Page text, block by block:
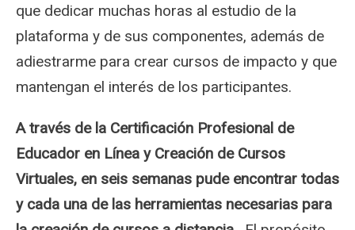
que dedicar muchas horas al estudio de la
plataforma y de sus componentes, además de
adiestrarme para crear cursos de impacto y que
mantengan el interés de los participantes.
A través de la Certificación Profesional de
Educador en Línea y Creación de Cursos
Virtuales, en seis semanas pude encontrar todas
y cada una de las herramientas necesarias para